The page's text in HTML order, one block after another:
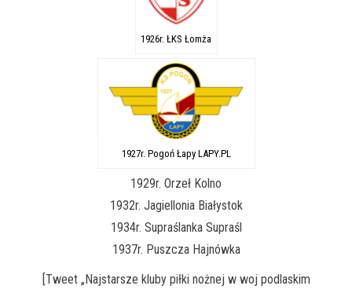
1926r. ŁKS Łomża
1927r. Pogoń Łapy LAPY.PL
1929r. Orzeł Kolno
1932r. Jagiellonia Białystok
1934r. Supraślanka Supraśl
1937r. Puszcza Hajnówka
[Tweet „Najstarsze kluby piłki nożnej w woj podlaskim